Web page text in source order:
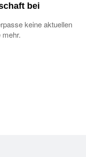
bei
keine aktuellen